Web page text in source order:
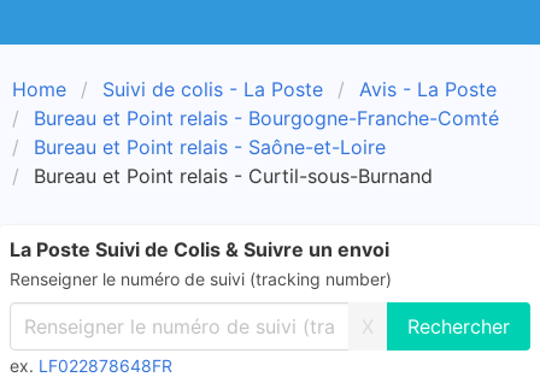
Home Suivi de colis - La Poste
Avis - La Poste
Bureau et Point relais - Bourgogne-Franche-Comté
Bureau et Point relais - Saône-et-Loire
Bureau et Point relais - Curtil-sous-Burnand
La Poste Suivi de Colis & Suivre un envoi
Renseigner le numéro de suivi (tracking number)
X
ex. LF022878648FR